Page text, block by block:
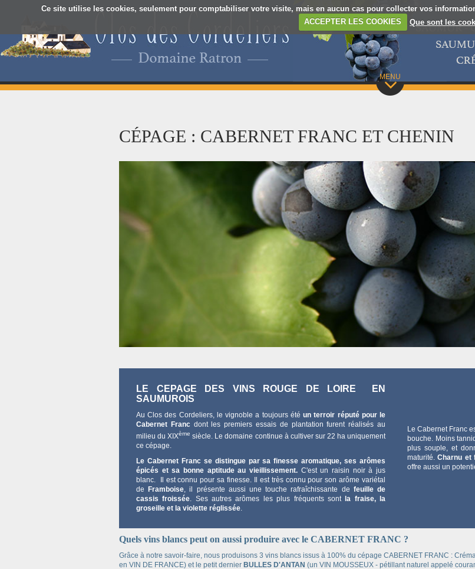
Ce site utilise les cookies, seulement pour comptabiliser votre visite, mais en aucun cas pour collecter vos
ACCEPTER LES COOKIES
Que sont les
MENU
CÉPAGE : CABERNET FRANC ET CHENIN
LE CEPAGE DES VINS ROUGE DE LOIRE EN
SAUMUROIS
Au Clos des Cordeliers,le vignoble a toujours étéun terroir réputé pour le
Cabernet Francdont les premiers essais de plantation furent réalisés au
milieu du XIXème siècle. Le domaine continue à cultiver sur 22 ha uniquement
ce cépage.
Le Cabernet Franc se distingue par sa finesse aromatique, ses arômes
épicés et sa bonne aptitude au vieillissement. C'est un raisin noir à jus
blanc. Il est connu pour sa finesse. Il est très connu pour son arôme variétal
de
Framboise, il présente aussi une touche rafraîchissante de feuille de
cassis froissée. Ses autres arômes les plus fréquents sont la fraise, la
groseille et la violette réglissée.
Le Cabernet Franc
bouche. Moins
plus souple, et
maturité.Charnu et
offre aussi un
Quels vins blancs peut on aussi produire avec le CABERNET FRANC ?
Grâce à notre savoir-faire, nous produisons 3 vins blancs issus à 100% du cépage CABERNET FRANC :
en VIN DE FRANCE) et le petit dernier BULLES D'ANTAN (un VIN MOUSSEUX - pétillant naturel appelé